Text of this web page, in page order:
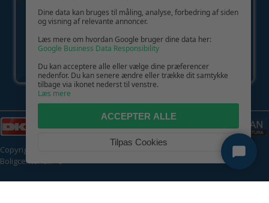
Copyright © 2026 | CVR: DK41222093 | Alle rettigheder forbeholdes |
Boligcenter.dk 🍪
Dine data kan bruges til måling, analyse, forbedring af siden
og visning af relevante annoncer.
Læs mere om hvordan Google bruger dine data her:
Google Business Data Responsibility
Du kan acceptere alle eller vælge dine præferencer
nedenfor. Du kan senere ændre eller trække dit samtykke
tilbage via ikonet nederst til venstre.
Læs mere
ACCEPTER ALLE
Tilpas Cookies